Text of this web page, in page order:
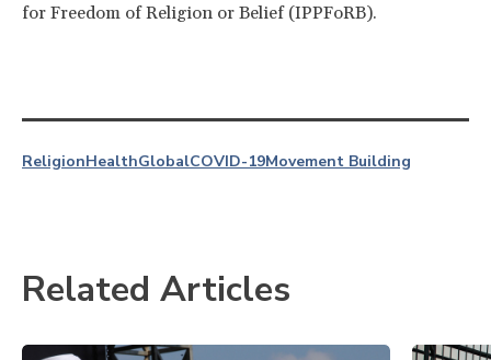
for Freedom of Religion or Belief (IPPFoRB).
ReligionHealthGlobalCOVID-19Movement Building
Related Articles